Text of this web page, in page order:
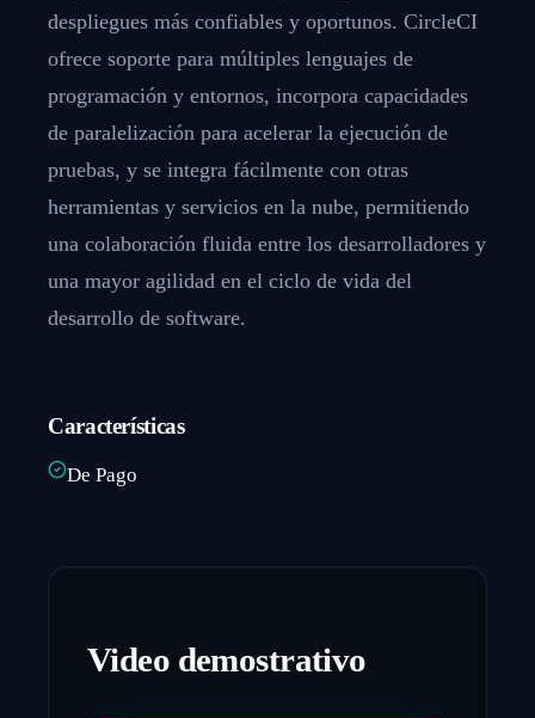
despliegues más confiables y oportunos. CircleCI
ofrece soporte para múltiples lenguajes de
programación y entornos, incorpora capacidades
de paralelización para acelerar la ejecución de
pruebas, y se integra fácilmente con otras
herramientas y servicios en la nube, permitiendo
una colaboración fluida entre los desarrolladores y
una mayor agilidad en el ciclo de vida del
desarrollo de software.
Características
De Pago
Video demostrativo